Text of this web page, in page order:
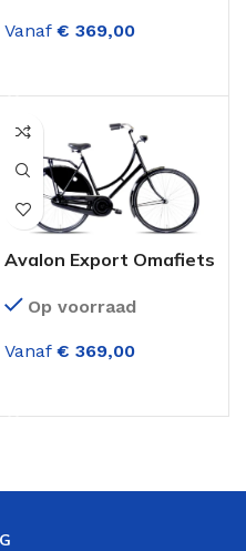
Vanaf € 369,00
Avalon Export Omafiets
Op voorraad
Vanaf € 369,00